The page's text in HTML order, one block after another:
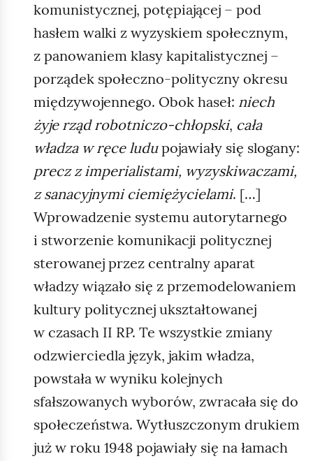
komunistycznej, potępiającej – pod
hasłem walki z wyzyskiem społecznym,
z panowaniem klasy kapitalistycznej –
porządek społeczno‑polityczny okresu
międzywojennego. Obok haseł: niech
żyje rząd robotniczo‑chłopski, cała
władza w ręce ludupojawiały się slogany:
precz z imperialistami, wyzyskiwaczami,
z sanacyjnymi ciemiężycielami. […]
Wprowadzenie systemu autorytarnego
i stworzenie komunikacji politycznej
sterowanej przez centralny aparat
władzy wiązało się z przemodelowaniem
kultury politycznej ukształtowanej
w czasach II RP. Te wszystkie zmiany
odzwierciedla język, jakim władza,
powstała w wyniku kolejnych
sfałszowanych wyborów, zwracała się do
społeczeństwa. Wytłuszczonym drukiem
już w roku 1948 pojawiały się na łamach